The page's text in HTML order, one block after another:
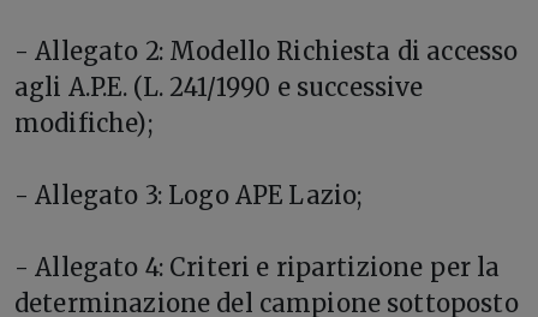
- Allegato 2: Modello Richiesta di accesso
agli A.P.E. (L. 241/1990 e successive
modifiche);
- Allegato 3: Logo APE Lazio;
- Allegato 4: Criteri e ripartizione per la
determinazione del campione sottoposto